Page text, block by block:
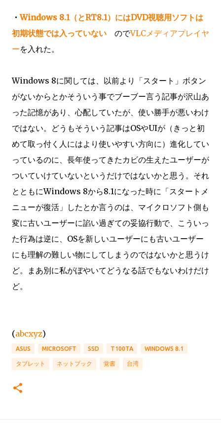
・Windows 8.1（とRT8.1）にはDVD視聴用ソフトは
初期状態では入っていない のでVLCメディアプレイヤ
ーを入れた。
Windows 8に関しては、以前より「スタート」ボタン
がないからとかそういう事でブーブー言う記事が沢山あ
った記憶があり、心配していたが、使い勝手が悪いわけ
ではない。どうもそういう記事はOSやUIが（きっと初
めて取っ付く人にはより使いやすい方向に）進化してい
っているのに、長年使ってきたカビの生えたユーザーが
ついていけていないというだけではないかと思う。それ
とともにWindows 8から8.1になった時に「スタートメ
ニューが復活」したとか言うのは、マイクロソフト側も
変に古いユーザーに諂い過ぎての妥協行動で、こういっ
た行為は逆に、OSを新しいユーザーにも古いユーザー
にも理解の難しい物にしてしまうのではないかと思うけ
ど。まあ別に私がぼやいてどうなる話でもないわけだけ
ど。
(abcxyz)
ASUS MICROSOFT SSD T100TA WINDOWS 8.1
タブレット ネットブック 覚書 台湾